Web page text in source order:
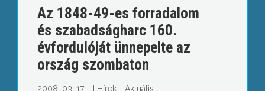
Az 1848-49-es forradalom
és szabadságharc 160.
évfordulóját ünnepelte az
ország szombaton
2008. 03. 17. Hírek - Aktuális